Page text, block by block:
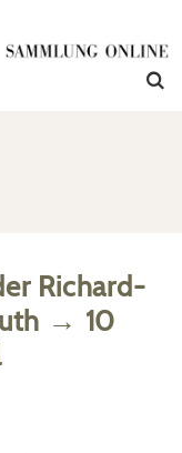
Richard-
→ 10